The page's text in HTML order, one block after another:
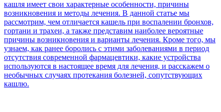
кашля имеет свои характерные особенности, причины
возникновения и методы лечения. В данной статье мы
рассмотрим, чем отличается кашель при воспалении бронхов,
гортани и трахеи, а также представим наиболее вероятные
причины возникновения и варианты лечения. Кроме того, мы
узнаем, как ранее боролись с этими заболеваниями в период
отсутствия современной фармацевтики, какие устройства
используются в настоящее время для лечения, и расскажем о
необычных случаях протекания болезней, сопутствующих
кашлю.